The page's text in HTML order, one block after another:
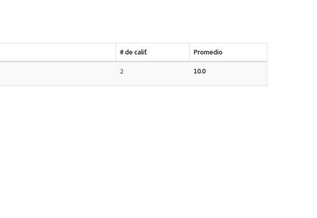
# de calif. Promedio
2 10.0